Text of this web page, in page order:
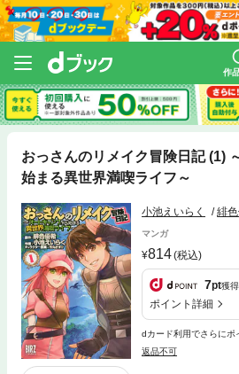
作
おっさんのリメイク冒険日記 (1)
始まる異世界満喫ライフ～
小池えいらく 緋
マンガ
814(税込)
7pt獲得
ポイント詳細
dカード利用でさらにポ
返品不可